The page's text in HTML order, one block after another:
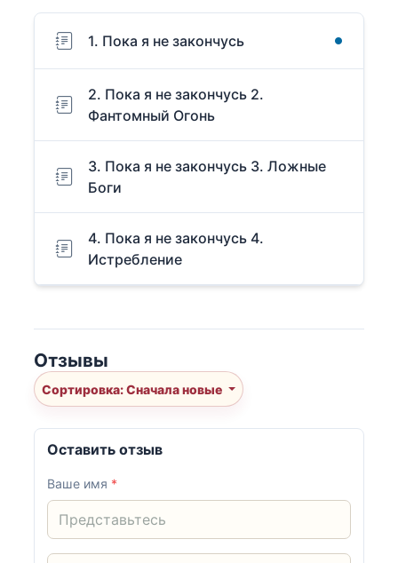
1. Пока я не закончусь
2. Пока я не закончусь 2.
Фантомный Огонь
3. Пока я не закончусь 3. Ложные
Боги
4. Пока я не закончусь 4.
Истребление
Отзывы
Сортировка: Сначала новые
Оставить отзыв
Ваше имя *